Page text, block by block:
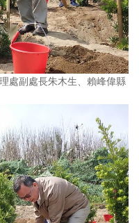
處副處長朱木生、賴峰偉縣